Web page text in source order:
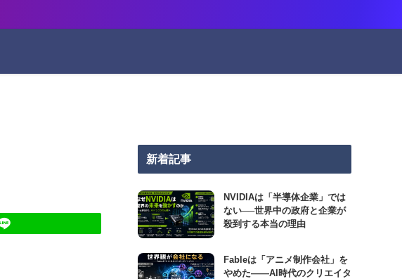
新着記事
NVIDIAは「半導体企業」では
ない──世界中の政府と企業が
殺到する本当の理由
Fableは「アニメ制作会社」を
やめた――AI時代のクリエイタ